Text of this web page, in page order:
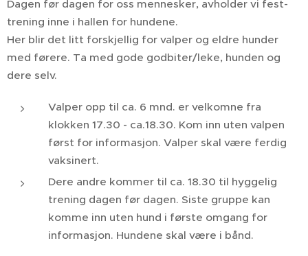
Dagen før dagen for oss mennesker, avholder vi fest-
trening inne i hallen for hundene.
Her blir det litt forskjellig for valper og eldre hunder
med førere. Ta med gode godbiter/leke, hunden og
dere selv.
Valper opp til ca. 6 mnd. er velkomne fra
klokken 17.30 - ca.18.30. Kom inn uten valpen
først for informasjon. Valper skal være ferdig
vaksinert.
Dere andre kommer til ca. 18.30 til hyggelig
trening dagen før dagen. Siste gruppe kan
komme inn uten hund i første omgang for
informasjon. Hundene skal være i bånd.